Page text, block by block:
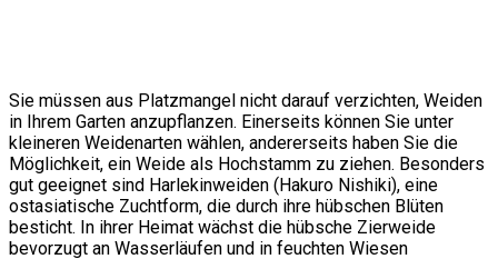
Sie müssen aus Platzmangel nicht darauf verzichten, Weiden
in Ihrem Garten anzupflanzen. Einerseits können Sie unter
kleineren Weidenarten wählen, andererseits haben Sie die
Möglichkeit, ein Weide als Hochstamm zu ziehen. Besonders
gut geeignet sind Harlekinweiden (Hakuro Nishiki), eine
ostasiatische Zuchtform, die durch ihre hübschen Blüten
besticht. In ihrer Heimat wächst die hübsche Zierweide
bevorzugt an Wasserläufen und in feuchten Wiesen